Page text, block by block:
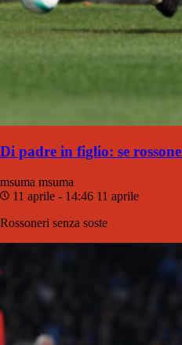
Di padre in figlio: se
msuma msuma
11 aprile - 14:46 11 aprile
Rossoneri senza soste